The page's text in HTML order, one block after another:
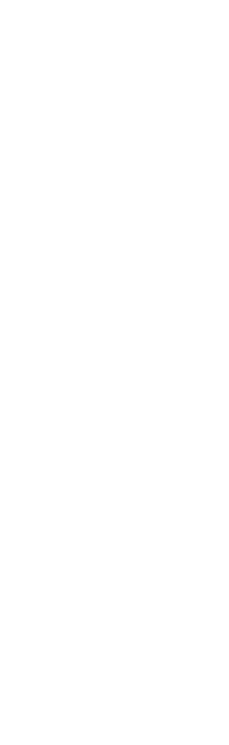
변화의 방향성,
을 병행하였다.
도별 의미 구조를
병(merge), 소멸
단계형 분류를
법 대비 예측의
책·산업적 활용
representation
Gartner),
internet,
zero trust
RAN); and trend
analysis was
flows
weak
findings were